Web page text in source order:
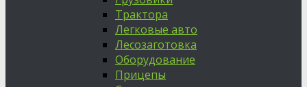
Трактора
Легковые авто
Лесозаготовка
Оборудование
Прицепы